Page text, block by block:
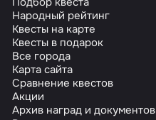
Народный рейтинг
Квесты на карте
Квесты в подарок
Все города
Карта сайта
Сравнение квестов
Акции
Архив наград и документов